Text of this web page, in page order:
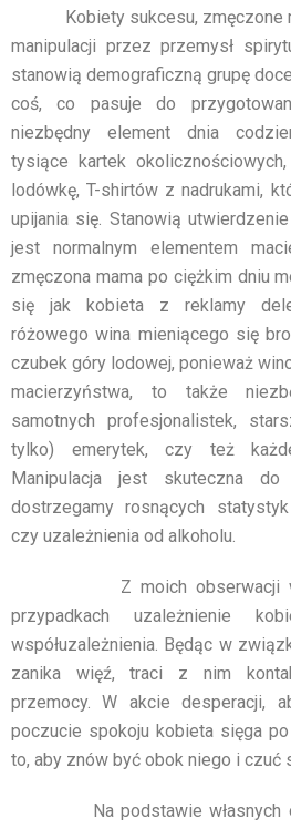
Kobiety sukcesu, zmęczone
manipulacji przez przemysł
stanowią demograficzną grupę
coś, co pasuje do
niezbędny element dnia
tysiące kartek
lodówkę, T-shirtów z nadrukami,
upijania się. Stanowią
jest normalnym elementem
zmęczona mama po ciężkim dniu
się jak kobieta z reklamy
różowego wina mieniącego się
czubek góry lodowej, ponieważ
macierzyństwa, to także
samotnych profesjonalistek,
tylko) emerytek, czy też
Manipulacja jest skuteczna
dostrzegamy rosnących
czy uzależnienia od alkoholu.
Z moich obserwacji
przypadkach uzależnienie
współuzależnienia. Będąc w
zanika więź, traci z nim
przemocy. W akcie desperacji,
poczucie spokoju kobieta sięga
to, aby znów być obok niego i czuć
Na podstawie własnych